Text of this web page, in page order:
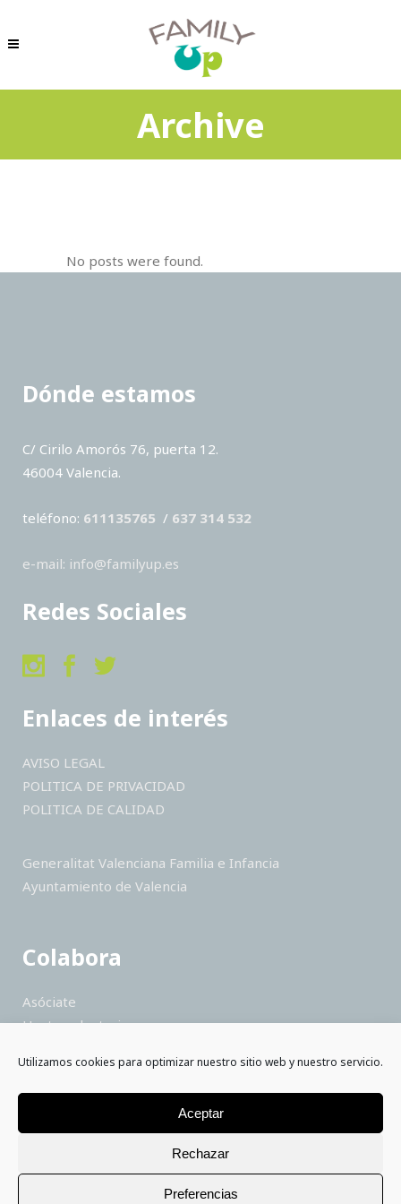
Utilizamos cookies para optimizar nuestro sitio web y nuestro servicio.
Aceptar
Rechazar
Preferencias
Archive
No posts were found.
Dónde estamos
C/ Cirilo Amorós 76, puerta 12.
46004 Valencia.
teléfono: 611135765 / 637 314 532
e-mail: info@familyup.es
Redes Sociales
Enlaces de interés
AVISO LEGAL
POLITICA DE PRIVACIDAD
POLITICA DE CALIDAD
Generalitat Valenciana Familia e Infancia
Ayuntamiento de Valencia
Colabora
Asóciate
Hazte voluntario
Colabora como empresa
Saber más